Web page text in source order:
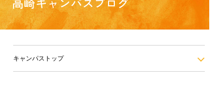
キャンパストップ